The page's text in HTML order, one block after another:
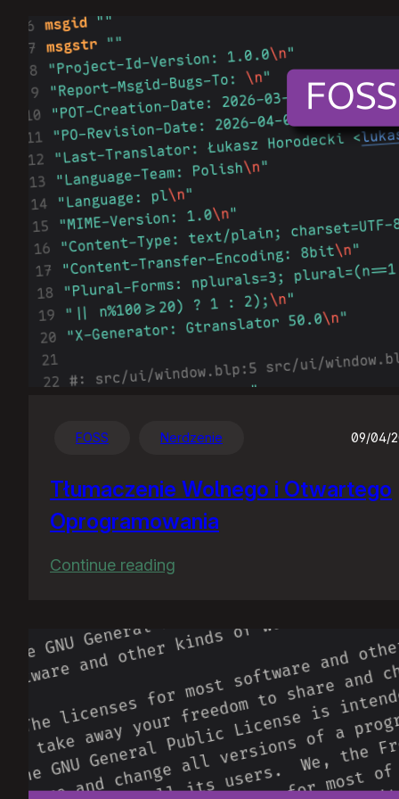
FOSS Nerdzenie 09/04/
Tłumaczenie Wolnego i Otwartego
Oprogramowania
Continue reading
i
Otwartego
Oprogramowania